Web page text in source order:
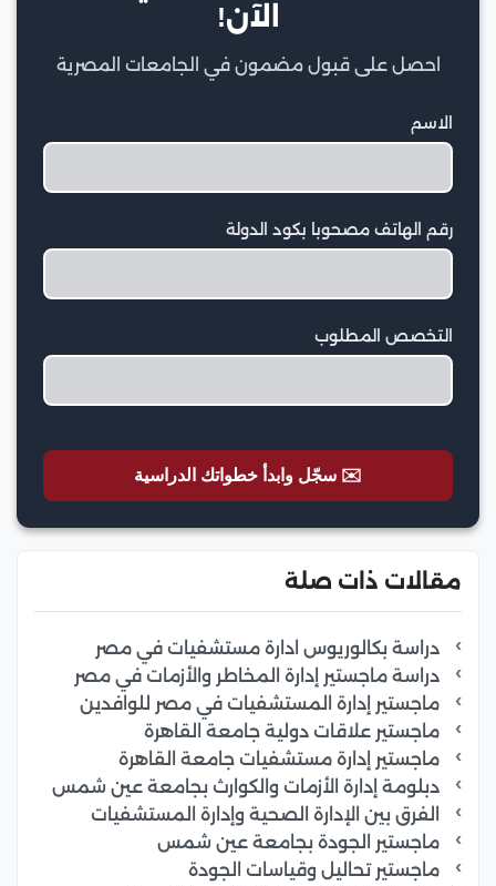
الآن!
احصل على قبول مضمون في الجامعات المصرية
الاسم
رقم الهاتف مصحوبا بكود الدولة
التخصص المطلوب
✉️ سجّل وابدأ خطواتك الدراسية
مقالات ذات صلة
دراسة بكالوريوس ادارة مستشفيات في مصر
دراسة ماجستير إدارة المخاطر والأزمات في مصر
ماجستير إدارة المستشفيات في مصر للوافدين
ماجستير علاقات دولية جامعة القاهرة
ماجستير إدارة مستشفيات جامعة القاهرة
دبلومة إدارة الأزمات والكوارث بجامعة عين شمس
الفرق بين الإدارة الصحية وإدارة المستشفيات
ماجستير الجودة بجامعة عين شمس
ماجستير تحاليل وقياسات الجودة